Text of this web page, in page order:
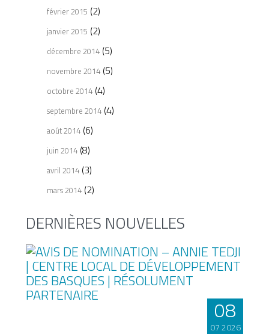
février 2015 (2)
janvier 2015 (2)
décembre 2014(5)
novembre 2014(5)
octobre 2014(4)
septembre 2014(4)
août 2014(6)
juin 2014(8)
avril 2014(3)
mars 2014(2)
DERNIÈRES NOUVELLES
08
07 2026